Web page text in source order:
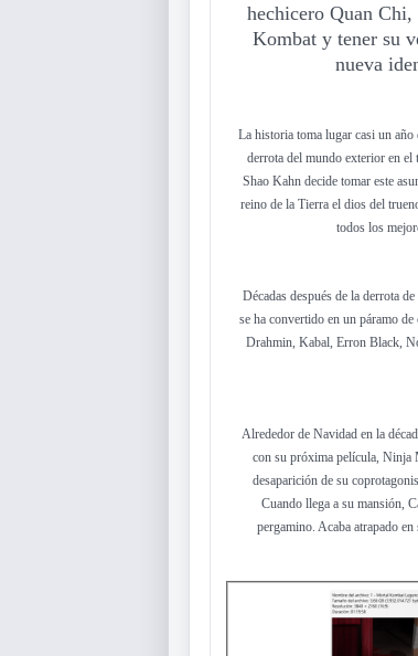
hechicero Quan
Kombat y tener su
nueva
La historia toma lugar casi un
derrota del mundo exterior en
Shao Kahn decide tomar este
reino de la Tierra el dios del
todos los
Décadas después de la derrota
se ha convertido en un páramo
Drahmin, Kabal, Erron Black,
Alrededor de Navidad en la
con su próxima película, Ninja
desaparición de su
Cuando llega a su mansión,
pergamino. Acaba atrapado